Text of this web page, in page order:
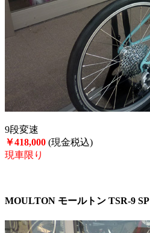
9段変速
￥418,000 (現金税込)
現車限り
MOULTON モールトン TSR-9 SP